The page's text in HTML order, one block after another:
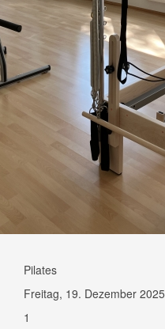
Pilates
Freitag, 19. Dezember 2025
1